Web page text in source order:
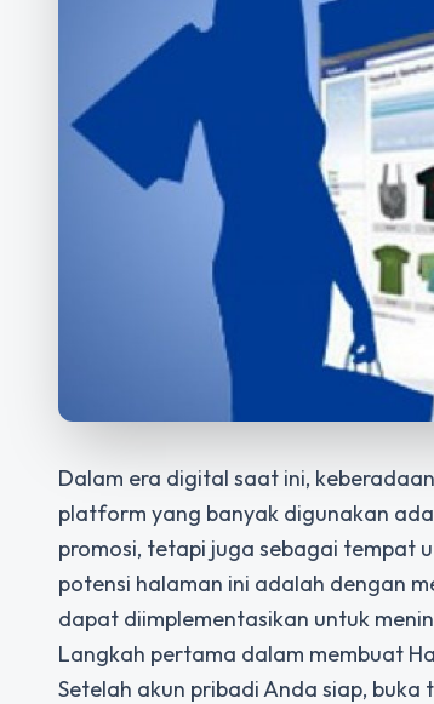
Dalam era digital saat ini,
platform yang banyak digunakan
promosi, tetapi juga sebagai tempat
potensi halaman ini adalah dengan
dapat diimplementasikan untuk
Langkah pertama dalam membuat
Setelah akun pribadi Anda siap,